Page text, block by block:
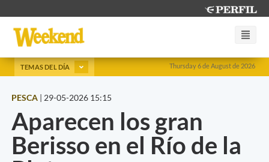
Thursday 6 de August de 2026
TEMAS DEL DÍA
PESCA | 29-05-2026 15:15
Aparecen los gran
Berisso en el Río de la